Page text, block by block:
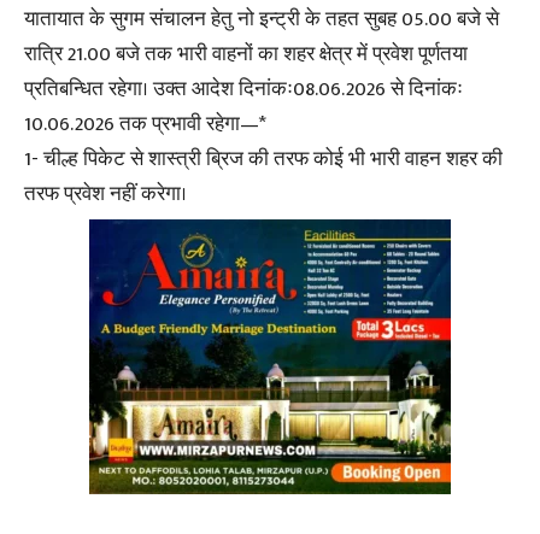
यातायात के सुगम संचालन हेतु नो इन्ट्री के तहत सुबह 05.00 बजे से
रात्रि 21.00 बजे तक भारी वाहनों का शहर क्षेत्र में प्रवेश पूर्णतया
प्रतिबन्धित रहेगा। उक्त आदेश दिनांकः08.06.2026 से दिनांकः
10.06.2026 तक प्रभावी रहेगा—*
1- चील्ह पिकेट से शास्त्री ब्रिज की तरफ कोई भी भारी वाहन शहर की
तरफ प्रवेश नहीं करेगा।